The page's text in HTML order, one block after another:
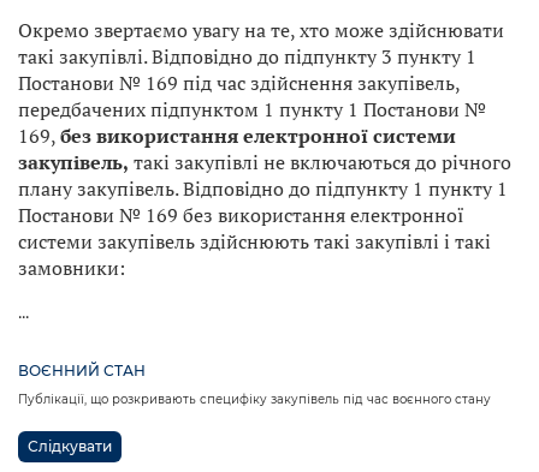
Окремо звертаємо увагу на те, хто може здійснювати
такі закупівлі. Відповідно до підпункту 3 пункту 1
Постанови № 169 під час здійснення закупівель,
передбачених підпунктом 1 пункту 1 Постанови №
169,без використання електронної системи
закупівель, такі закупівлі не включаються до річного
плану закупівель. Відповідно до підпункту 1 пункту 1
Постанови № 169 без використання електронної
системи закупівель здійснюють такі закупівлі і такі
замовники:
...
ВОЄННИЙ СТАН
Публікації, що розкривають специфіку закупівель під час воєнного стану
Слідкувати